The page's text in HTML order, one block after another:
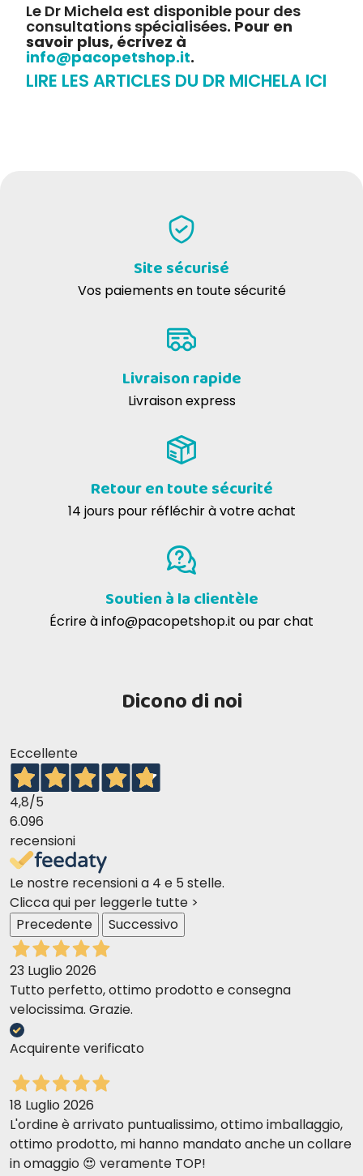
Le Dr Michela est disponible pour des
consultations spécialisées. Pour en
savoir plus, écrivez à
info@pacopetshop.it.
LIRE LES ARTICLES DU DR MICHELA ICI
Site sécurisé
Vos paiements en toute sécurité
Livraison rapide
Livraison express
Retour en toute sécurité
14 jours pour réfléchir à votre achat
Soutien à la clientèle
Écrire àinfo@pacopetshop.it ou par chat
Dicono di noi
Eccellente
4,8/5
6.096
recensioni
Le nostre recensioni a 4 e 5 stelle.
Clicca qui per leggerle tutte >
Precedente
Successivo
23 Luglio 2026
Tutto perfetto, ottimo prodotto e consegna
velocissima. Grazie.
Acquirente verificato
18 Luglio 2026
L'ordine è arrivato puntualissimo, ottimo imballaggio,
ottimo prodotto, mi hanno mandato anche un collare
in omaggio 😍 veramente TOP!